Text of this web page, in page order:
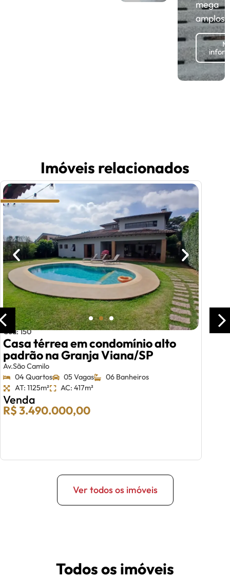
mega
amplos!
Imóveis relacionados
Cód: 150
Casa térrea em condomínio alto
padrão na Granja Viana/SP
Av.São Camilo
04 Quartos
05 Vagas
06 Banheiros
AT: 1125m²
AC: 417m²
Venda
R$ 3.490.000,00
Ver todos os imóveis
Todos os imóveis